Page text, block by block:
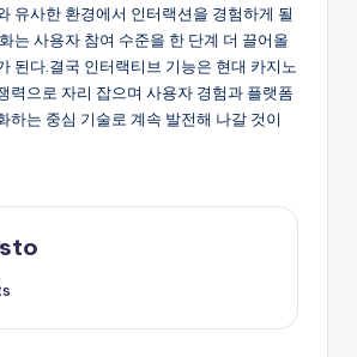
유사한 환경에서 인터랙션을 경험하게 될
는 사용자 참여 수준을 한 단계 더 끌어올
된다.결국 인터랙티브 기능은 현대 카지노
력으로 자리 잡으며 사용자 경험과 플랫폼
하는 중심 기술로 계속 발전해 나갈 것이